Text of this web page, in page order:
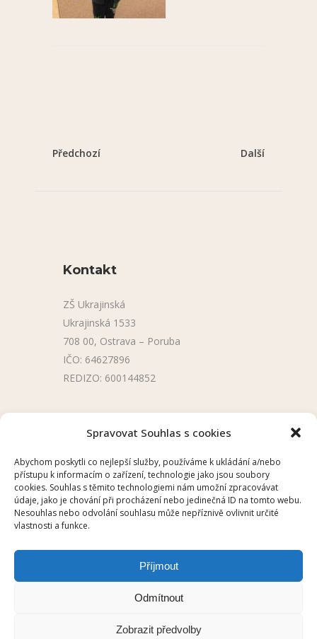
Spravovat Souhlas s cookies
Abychom poskytli co nejlepší služby, používáme k ukládání a/nebo
přístupu k informacím o zařízení, technologie jako jsou soubory
cookies. Souhlas s těmito technologiemi nám umožní zpracovávat
údaje, jako je chování při procházení nebo jedinečná ID na tomto webu.
Nesouhlas nebo odvolání souhlasu může nepříznivě ovlivnit určité
vlastnosti a funkce.
Příjmout
Odmítnout
Zobrazit předvolby
Předchozí Další
Kontakt
ZŠ Ukrajinská
Ukrajinská 1533
708 00, Ostrava – Poruba
IČO: 64627896
REDIZO: 600144852
Úřední deska
Školní aplikace
2025 © ZŠ UKRAJINSKÁ, OSTRAVA –